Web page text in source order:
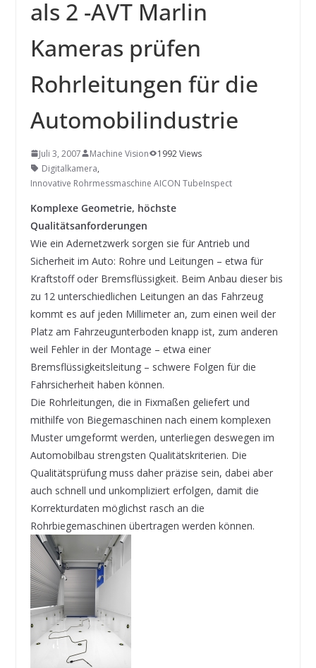
SYSTEMS WIRD EYYES
positioning of industrial cameras
als 2 -AVT Marlin
Kameras prüfen
Rohrleitungen für die
Automobilindustrie
Juli 3, 2007 Machine Vision
1992 Views
Digitalkamera,
Innovative Rohrmessmaschine AICON TubeInspect
Komplexe Geometrie, höchste
Qualitätsanforderungen
Wie ein Adernetzwerk sorgen sie für Antrieb und
Sicherheit im Auto: Rohre und Leitungen – etwa für
Kraftstoff oder Bremsflüssigkeit. Beim Anbau dieser bis
zu 12 unterschiedlichen Leitungen an das Fahrzeug
kommt es auf jeden Millimeter an, zum einen weil der
Platz am Fahrzeugunterboden knapp ist, zum anderen
weil Fehler in der Montage – etwa einer
Bremsflüssigkeitsleitung – schwere Folgen für die
Fahrsicherheit haben können.
Die Rohrleitungen, die in Fixmaßen geliefert und
mithilfe von Biegemaschinen nach einem komplexen
Muster umgeformt werden, unterliegen deswegen im
Automobilbau strengsten Qualitätskriterien. Die
Qualitätsprüfung muss daher präzise sein, dabei aber
auch schnell und unkompliziert erfolgen, damit die
Korrekturdaten möglichst rasch an die
Rohrbiegemaschinen übertragen werden können.